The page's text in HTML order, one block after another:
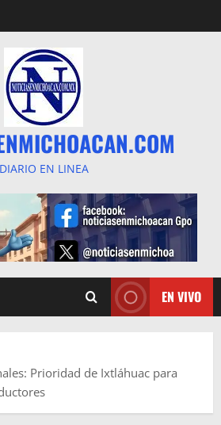
DIARIO EN LINEA
EN VIVO
Prioridad de Ixtláhuac para